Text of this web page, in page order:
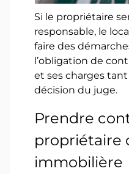
Si le propriétaire
responsable, le
faire des
l’obligation de
et ses charges tant
décision du juge.
Prendre
propriétaire
immobilière